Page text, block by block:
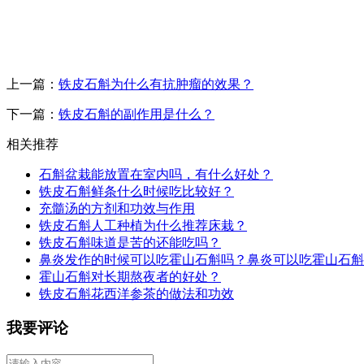
上一篇： 铁皮石斛为什么有抗肿瘤的效果？
下一篇： 铁皮石斛的副作用是什么？
相关推荐
石斛盆栽能放置在室内吗，有什么好处？
铁皮石斛鲜条什么时候吃比较好？
充髓汤的方剂和功效与作用
铁皮石斛人工种植为什么推荐床栽？
铁皮石斛味道是苦的还能吃吗？
鼻炎发作的时候可以吃霍山石斛吗？鼻炎可以吃霍山石
霍山石斛对长期熬夜者的好处？
铁皮石斛花西洋参茶的做法和功效
我要评论